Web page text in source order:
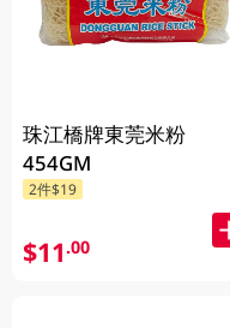
珠江橋牌東莞米粉
454GM
2件$19
$11.00